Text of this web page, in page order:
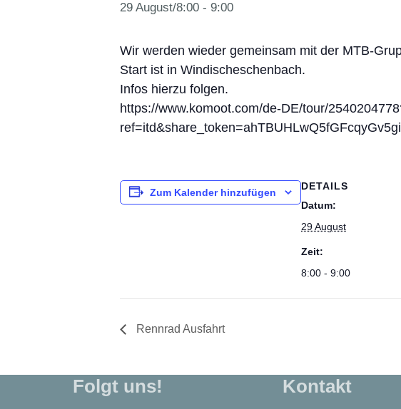
29 August/8:00 - 9:00
Wir werden wieder gemeinsam mit der MTB-
Start ist in Windischeschenbach.
Infos hierzu folgen.
https://www.komoot.com/de-DE/tour/
Zum Kalender hinzufügen
DETAILS
Datum:
29 August
Zeit:
8:00 - 9:00
Rennrad Ausfahrt
Folgt uns! Kontakt